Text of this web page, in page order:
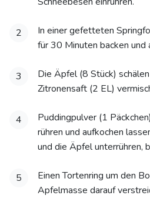
2
In einer gefetteten
für 30 Minuten backen und
3
Die Äpfel (8 Stück)
Zitronensaft (2 EL)
4
Puddingpulver (1
rühren und aufkochen
und die Äpfel unterrühren,
5
Einen Tortenring um den
Apfelmasse darauf